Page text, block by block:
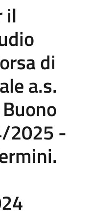
il
di
a.s.
2025 -